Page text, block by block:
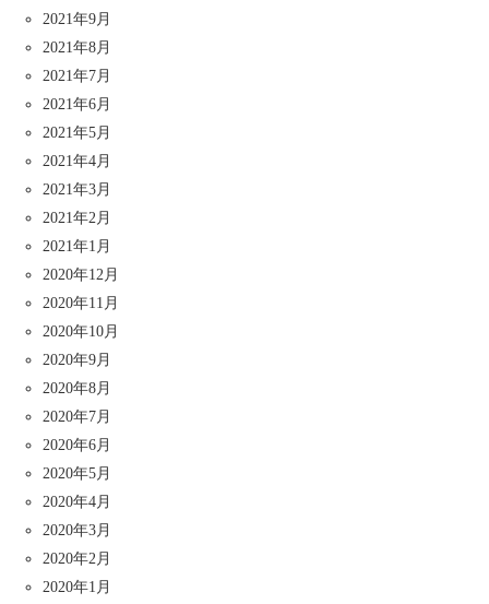
2021年9月
2021年8月
2021年7月
2021年6月
2021年5月
2021年4月
2021年3月
2021年2月
2021年1月
2020年12月
2020年11月
2020年10月
2020年9月
2020年8月
2020年7月
2020年6月
2020年5月
2020年4月
2020年3月
2020年2月
2020年1月